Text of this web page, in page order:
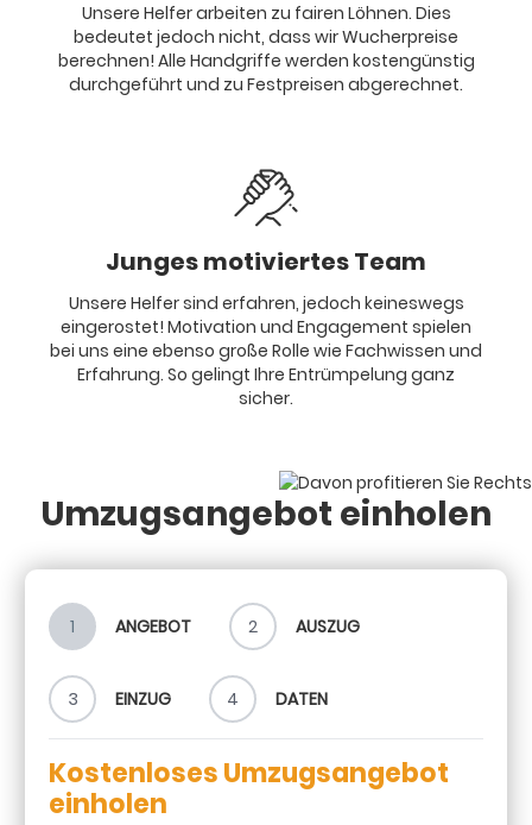
Unsere Helfer arbeiten zu fairen Löhnen. Dies
bedeutet jedoch nicht, dass wir Wucherpreise
berechnen! Alle Handgriffe werden kostengünstig
durchgeführt und zu Festpreisen abgerechnet.
Junges motiviertes Team
Unsere Helfer sind erfahren, jedoch keineswegs
eingerostet! Motivation und Engagement spielen
bei uns eine ebenso große Rolle wie Fachwissen und
Erfahrung. So gelingt Ihre Entrümpelung ganz
sicher.
Umzugsangebot einholen
1 ANGEBOT 2 AUSZUG
3 EINZUG 4 DATEN
Kostenloses Umzugsangebot
einholen